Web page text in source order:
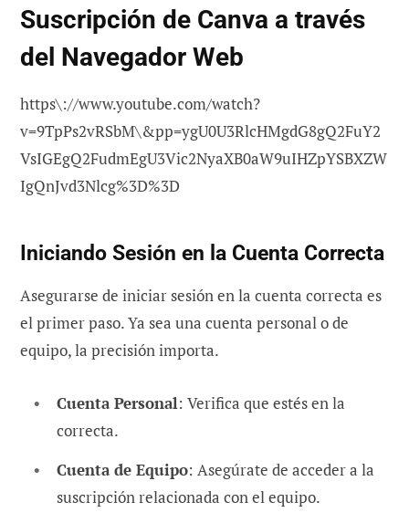
Suscripción de Canva a través
del Navegador Web
https\://www.youtube.com/watch?
v=9TpPs2vRSbM\&pp=ygU0U3RlcHMgdG8gQ2FuY2
VsIGEgQ2FudmEgU3Vic2NyaXB0aW9uIHZpYSBXZW
IgQnJvd3Nlcg%3D%3D
Iniciando Sesión en la Cuenta Correcta
Asegurarse de iniciar sesión en la cuenta correcta es
el primer paso. Ya sea una cuenta personal o de
equipo, la precisión importa.
Cuenta Personal: Verifica que estés en la
correcta.
Cuenta de Equipo: Asegúrate de acceder a la
suscripción relacionada con el equipo.